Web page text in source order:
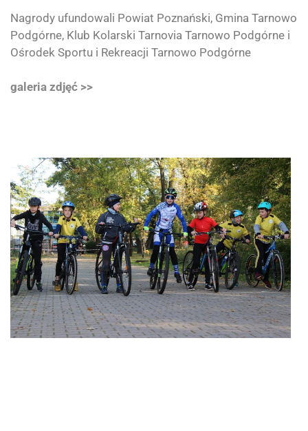
Nagrody ufundowali Powiat Poznański, Gmina Tarnowo
Podgórne, Klub Kolarski Tarnovia Tarnowo Podgórne i
Ośrodek Sportu i Rekreacji Tarnowo Podgórne
galeria zdjęć >>